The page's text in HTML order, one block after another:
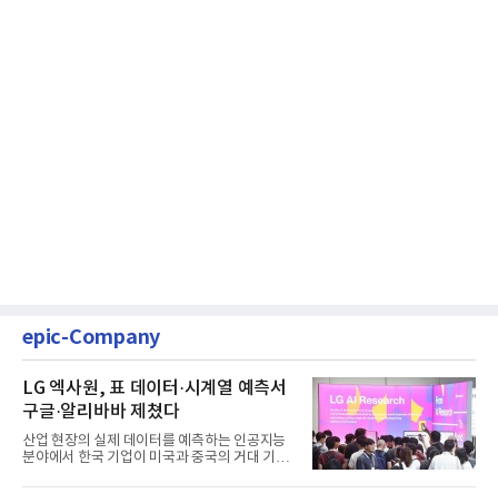
epic-Company
LG 엑사원, 표 데이터·시계열 예측서
구글·알리바바 제쳤다
산업 현장의 실제 데이터를 예측하는 인공지능
분야에서 한국 기업이 미국과 중국의 거대 기술